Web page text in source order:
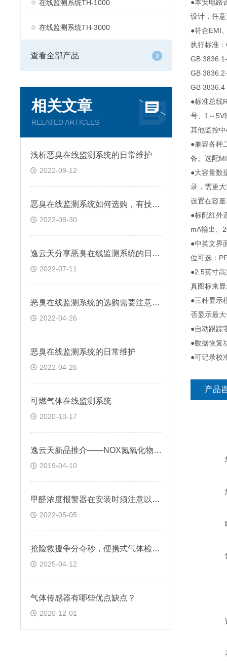
在线监测系统TH-1000
在线监测系统TH-3000
查看全部产品
相关文章
RELATED ARTICLES
浅析恶臭在线监测系统的日常维护
2022-09-12
恶臭在线监测系统如何选购，有技巧吗？
2022-08-30
逸云天分享恶臭在线监测系统的日常维护
2022-07-11
恶臭在线监测系统的选购需要注意什么?
2022-04-26
恶臭在线监测系统的日常维护
2022-04-26
可燃气体在线监测系统
2020-10-17
逸云天新品推介——NOX氮氧化物气体在线监测系统 TH2000-C
2019-04-10
甲醛浓度报警器在安装时须注意以下事项
2022-05-05
抢险救援争分夺秒，便携式气体检测仪如何力挽狂澜？
2025-04-12
气体传感器有哪些优点缺点？
2020-12-01
●本安电路
设计，任
●符合EMI
执行标准
GB
GB
GB
●标准总线
号、1～5V
其他监控
●兼容各种
备。选配
●大容量数
录，需更
设置在容
●标配红外
mA输出、
●中英文界
位可选：
●2.5英寸
真图标来
●三种显示
否显示最
●自动跟踪
●数据恢复
●可记录校
产品